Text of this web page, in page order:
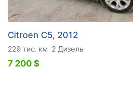
Citroen C5, 2012
229 тис. км 2 Дизель
7 200 $